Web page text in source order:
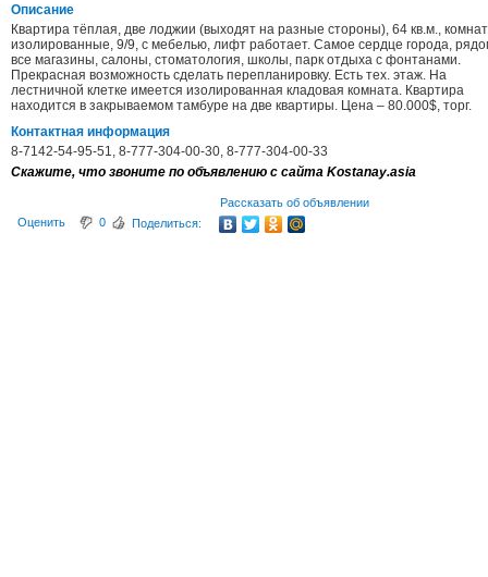
Описание
Квартира тёплая, две лоджии (выходят на разные стороны), 64 кв.м.,
изолированные, 9/9, с мебелью, лифт работает. Самое сердце города,
все магазины, салоны, стоматология, школы, парк отдыха с фонтанами.
Прекрасная возможность сделать перепланировку. Есть тех. этаж. На
лестничной клетке имеется изолированная кладовая комната. Квартира
находится в закрываемом тамбуре на две квартиры. Цена – 80.000$, торг.
Контактная информация
8-7142-54-95-51, 8-777-304-00-30, 8-777-304-00-33
Скажите, что звоните по объявлению с сайта Kostanay.asia
Рассказать об объявлении
Оценить
0 Поделиться: